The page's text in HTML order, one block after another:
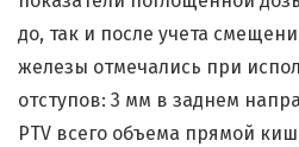
до, так и после учета
железы отмечались при
отступов: 3 мм в заднем
PTV всего объема прямой